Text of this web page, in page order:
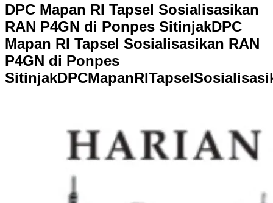
DPC Mapan RI Tapsel Sosialisasikan
RAN P4GN di Ponpes SitinjakDPC
Mapan RI Tapsel Sosialisasikan RAN
P4GN di Ponpes
SitinjakDPCMapanRITapselSosialisasi